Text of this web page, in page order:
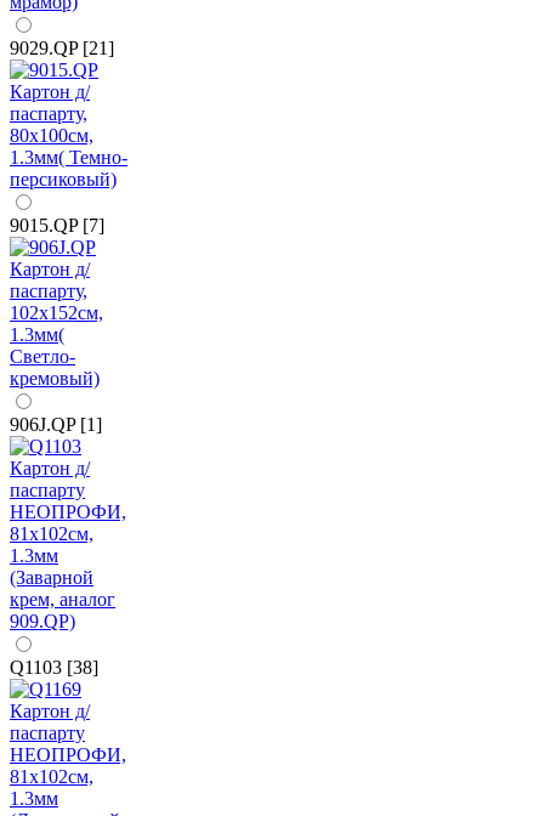
9029.QP [21]
9015.QP [7]
906J.QP [1]
Q1103 [38]